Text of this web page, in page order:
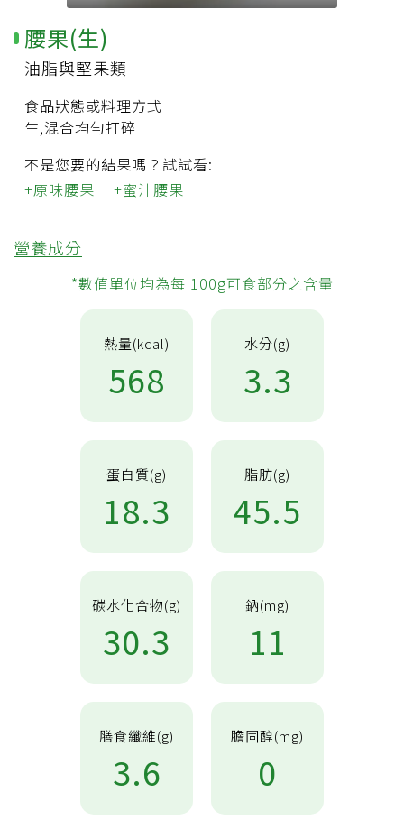
腰果(生)
油脂與堅果類
食品狀態或料理方式
生,混合均勻打碎
不是您要的結果嗎？試試看:
原味腰果
蜜汁腰果
營養成分
*數值單位均為每 100g可食部分之含量
熱量(kcal)
568
水分(g)
3.3
蛋白質(g)
18.3
脂肪(g)
45.5
碳水化合物(g)
30.3
鈉(mg)
11
膳食纖維(g)
3.6
膽固醇(mg)
0